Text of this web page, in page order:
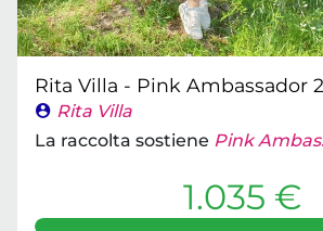
Rita Villa - Pink Ambassador
Rita Villa
La raccolta sostiene Pink
1.035 €